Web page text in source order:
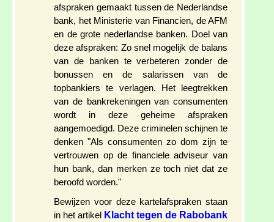
afspraken gemaakt tussen de Nederlandse
bank, het Ministerie van Financien, de AFM
en de grote nederlandse banken. Doel van
deze afspraken: Zo snel mogelijk de balans
van de banken te verbeteren zonder de
bonussen en de salarissen van de
topbankiers te verlagen. Het leegtrekken
van de bankrekeningen van consumenten
wordt in deze geheime afspraken
aangemoedigd. Deze criminelen schijnen te
denken "Als consumenten zo dom zijn te
vertrouwen op de financiele adviseur van
hun bank, dan merken ze toch niet dat ze
beroofd worden."
Bewijzen voor deze kartelafspraken staan
in het artikel
Klacht tegen de Rabobank